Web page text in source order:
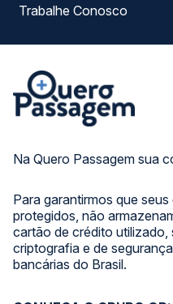
Na Quero Passagem sua
Para garantirmos que
protegidos, não
cartão de crédito
criptografia e de
bancárias do Brasil.
Trabalhe Conosco